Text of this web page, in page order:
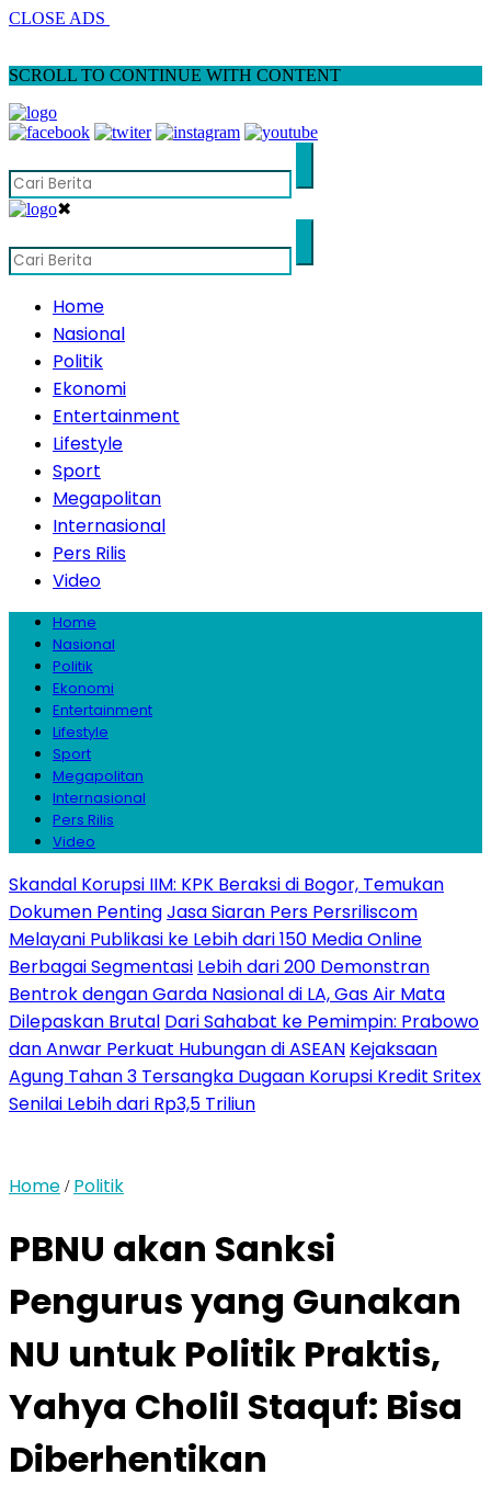
CLOSE ADS
SCROLL TO CONTINUE WITH CONTENT
✖
Home
Nasional
Politik
Ekonomi
Entertainment
Lifestyle
Sport
Megapolitan
Internasional
Pers Rilis
Video
Home
Nasional
Politik
Ekonomi
Entertainment
Lifestyle
Sport
Megapolitan
Internasional
Pers Rilis
Video
Skandal Korupsi IIM: KPK Beraksi di Bogor, Temukan
Dokumen PentingJasa Siaran Pers Persriliscom
Melayani Publikasi ke Lebih dari 150 Media Online
Berbagai Segmentasi Lebih dari 200 Demonstran
Bentrok dengan Garda Nasional di LA, Gas Air Mata
Dilepaskan Brutal Dari Sahabat ke Pemimpin: Prabowo
dan Anwar Perkuat Hubungan di ASEAN Kejaksaan
Agung Tahan 3 Tersangka Dugaan Korupsi Kredit Sritex
Senilai Lebih dari Rp3,5 Triliun
Home / Politik
PBNU akan Sanksi
Pengurus yang Gunakan
NU untuk Politik Praktis,
Yahya Cholil Staquf: Bisa
Diberhentikan